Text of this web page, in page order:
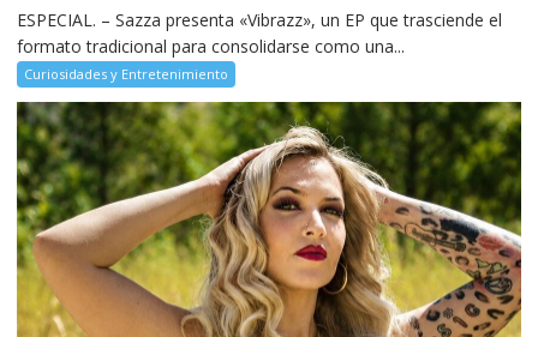
ESPECIAL. – Sazza presenta «Vibrazz», un EP que trasciende el
formato tradicional para consolidarse como una...
Curiosidades y Entretenimiento